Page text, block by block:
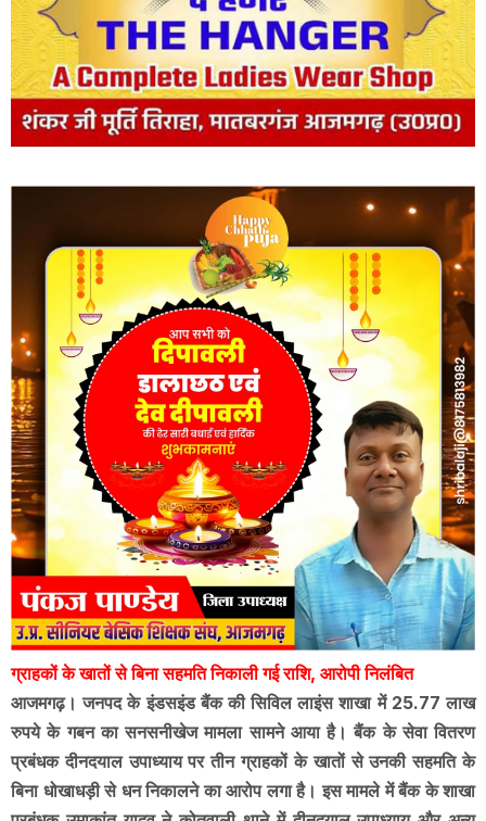
ग्राहकों के खातों से बिना सहमति निकाली गई राशि, आरोपी निलंबित
आजमगढ़। जनपद के इंडसइंड बैंक की सिविल लाइंस शाखा में 25.77 लाख
रुपये के गबन का सनसनीखेज मामला सामने आया है। बैंक के सेवा वितरण
प्रबंधक दीनदयाल उपाध्याय पर तीन ग्राहकों के खातों से उनकी सहमति के
बिना धोखाधड़ी से धन निकालने का आरोप लगा है। इस मामले में बैंक के शाखा